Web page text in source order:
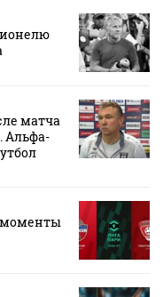
матча
Альфа-
моменты